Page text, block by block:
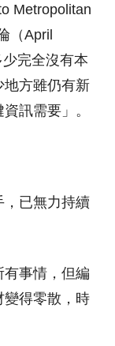
Metropolitan
（April
完全沒有本
地方雖仍有新
訊需要」。
，已無力持續
事情，但編
變得零散，時